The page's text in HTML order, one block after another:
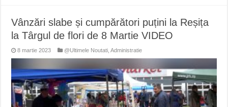
Vânzări slabe și cumpărători puțini la Reșița
la Târgul de flori de 8 Martie VIDEO
8 martie 2023 @Ultimele Noutati ,Administratie